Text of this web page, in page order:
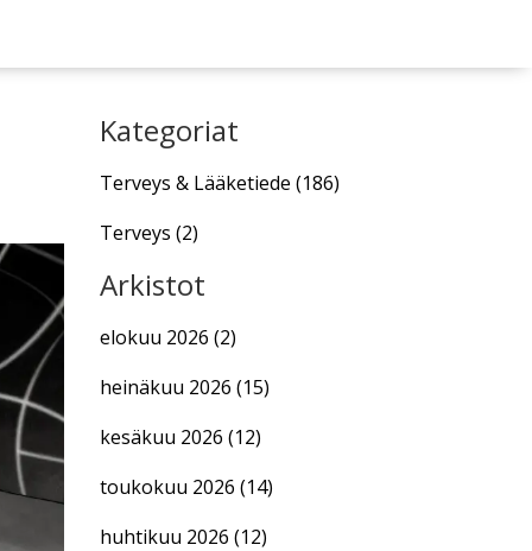
Kategoriat
Terveys & Lääketiede (186)
Terveys (2)
Arkistot
elokuu 2026 (2)
heinäkuu 2026 (15)
kesäkuu 2026 (12)
toukokuu 2026 (14)
huhtikuu 2026 (12)